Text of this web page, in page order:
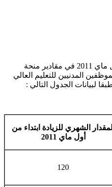
يرفع ابتداء من أول ماي 2011 في مقادير منحة
المدنيين للتعليم العالي
لبيانات الجدول التالي :
المقدار الشهري للزيادة ابتداء من
أول ماي 2011
120